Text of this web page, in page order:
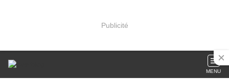
Publicité
MENU